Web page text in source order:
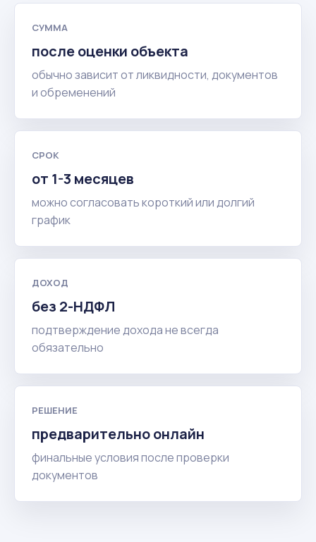
СУММА
после оценки объекта
обычно зависит от ликвидности, документов
и обременений
СРОК
от 1-3 месяцев
можно согласовать короткий или долгий
график
ДОХОД
без 2-НДФЛ
подтверждение дохода не всегда
обязательно
РЕШЕНИЕ
предварительно онлайн
финальные условия после проверки
документов